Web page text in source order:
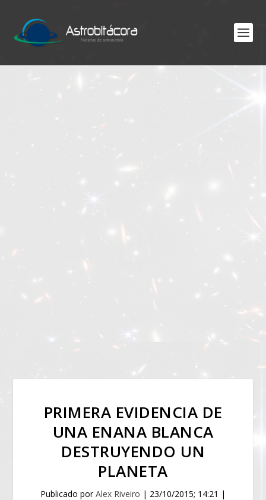
PRIMERA EVIDENCIA DE
UNA ENANA BLANCA
DESTRUYENDO UN
PLANETA
Publicado porAlex Riveiro | 23/10/2015; 14:21 |